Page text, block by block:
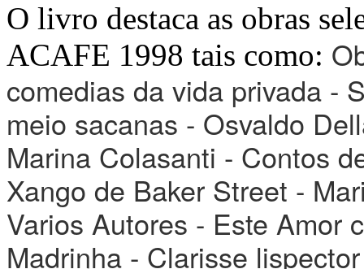
O livro destaca as obras
ACAFE 1998 tais como:
comedias da vida privada -
meio sacanas - Osvaldo
Marina Colasanti - Contos
Xango de Baker Street -
Varios Autores - Este Amor
Madrinha - Clarisse